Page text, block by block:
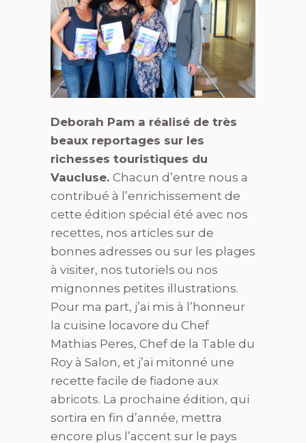
Deborah Pam a réalisé de très
beaux reportages sur les
richesses touristiques du
Vaucluse. Chacun d’entre nous a
contribué à l’enrichissement de
cette édition spécial été avec nos
recettes, nos articles sur de
bonnes adresses ou sur les plages
à visiter, nos tutoriels ou nos
mignonnes petites illustrations.
Pour ma part, j’ai mis à l’honneur
la cuisine locavore du Chef
Mathias Peres, Chef de la Table du
Roy à Salon, et j’ai mitonné une
recette facile de fiadone aux
abricots. La prochaine édition, qui
sortira en fin d’année, mettra
encore plus l’accent sur le pays